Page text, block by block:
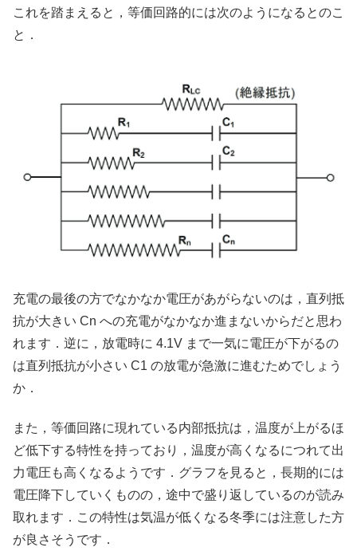
これを踏まえると，等価回路的には次のようになるとのこ
と．
充電の最後の方でなかなか電圧があがらないのは，直列抵
抗が大きい Cn への充電がなかなか進まないからだと思わ
れます．逆に，放電時に 4.1V まで一気に電圧が下がるの
は直列抵抗が小さい C1 の放電が急激に進むためでしょう
か．
また，等価回路に現れている内部抵抗は，温度が上がるほ
ど低下する特性を持っており，温度が高くなるにつれて出
力電圧も高くなるようです．グラフを見ると，長期的には
電圧降下していくものの，途中で盛り返しているのが読み
取れます．この特性は気温が低くなる冬季には注意した方
が良さそうです．